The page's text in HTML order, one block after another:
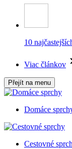
10
Viac článkov
Přejít na menu
Domáce
Cestovné